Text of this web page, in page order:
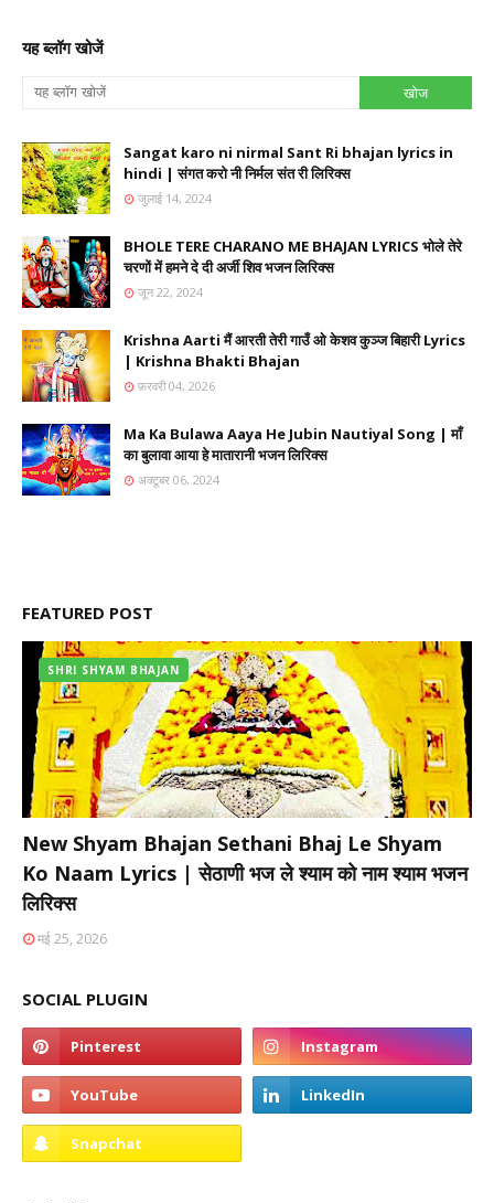
यह ब्लॉग खोजें
Sangat karo ni nirmal Sant Ri bhajan lyrics in
hindi | संगत करो नी निर्मल संत री लिरिक्स
जुलाई 14, 2024
BHOLE TERE CHARANO ME BHAJAN LYRICS भोले तेरे
चरणों में हमने दे दी अर्जी शिव भजन लिरिक्स
जून 22, 2024
Krishna Aarti मैं आरती तेरी गाउँ ओ केशव कुञ्ज बिहारी Lyrics
| Krishna Bhakti Bhajan
फ़रवरी 04, 2026
Ma Ka Bulawa Aaya He Jubin Nautiyal Song | माँ
का बुलावा आया हे मातारानी भजन लिरिक्स
अक्टूबर 06, 2024
FEATURED POST
SHRI SHYAM BHAJAN
New Shyam Bhajan Sethani Bhaj Le Shyam
Ko Naam Lyrics | सेठाणी भज ले श्याम को नाम श्याम भजन
लिरिक्स
मई 25, 2026
SOCIAL PLUGIN